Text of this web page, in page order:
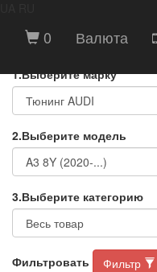
0 Валюта
ВЫБЕРИТЕ
АВТОМОБИЛЯ
1.Выберите марку
2.Выберите модель
3.Выберите категорию
Фильтровать Фильтр